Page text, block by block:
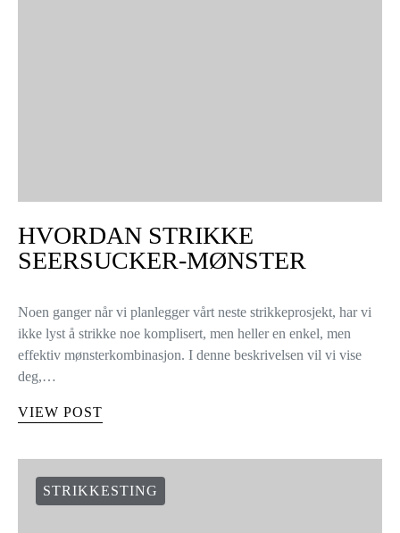
HVORDAN STRIKKE
SEERSUCKER-MØNSTER
Noen ganger når vi planlegger vårt neste strikkeprosjekt, har vi
ikke lyst å strikke noe komplisert, men heller en enkel, men
effektiv mønsterkombinasjon. I denne beskrivelsen vil vi vise
deg,…
VIEW POST
STRIKKESTING